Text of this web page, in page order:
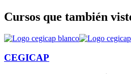
Cursos que también
CEGICAP